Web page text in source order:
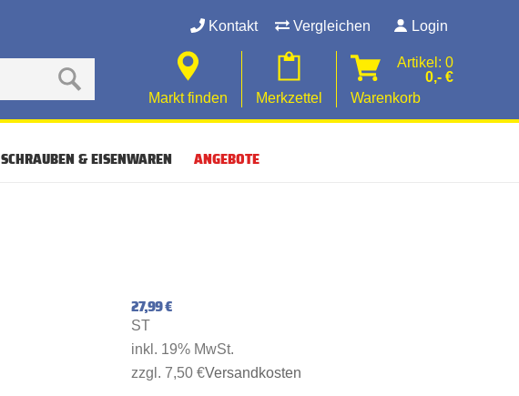
Kontakt Vergleichen Login
Markt finden Merkzettel
Artikel: 0
0,- €
Warenkorb
SCHRAUBEN & EISENWAREN ANGEBOTE
27,99 €
ST
inkl. 19% MwSt.
zzgl. 7,50 €Versandkosten